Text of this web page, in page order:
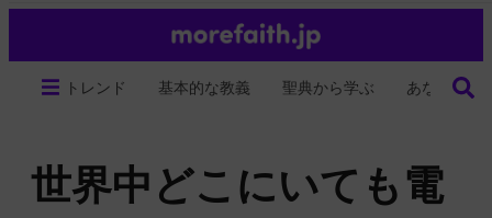
トレンド 基本的な教義 聖典から学ぶ あなたの生
世界中どこにいても電